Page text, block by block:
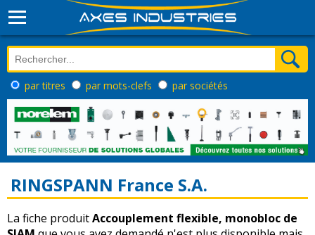
par titres par mots-clefs par sociétés
RINGSPANN France S.A.
La fiche produitAccouplement flexible, monobloc de